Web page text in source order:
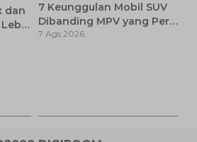
dan
7 Keunggulan Mobil SUV
Dibanding MPV yang Perlu
Anda Ketahui
7 Ags 2026